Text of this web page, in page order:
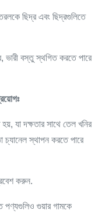
ছিদ্র এবং ছিদ্রগুলিতে
ভারী বস্তু স্থগিত করতে পারে
যা দক্ষতার সাথে তেল খনির
চ্যানেল স্থাপন করতে পারে
করুন.
পণ্যগুলিও গুয়ার গামকে